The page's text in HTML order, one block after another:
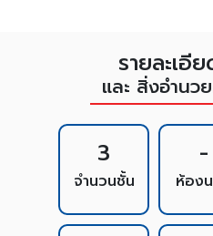
รายละเอี
และ สิ่งอำนว
3
จำนวนชั้น
-
ห้อง